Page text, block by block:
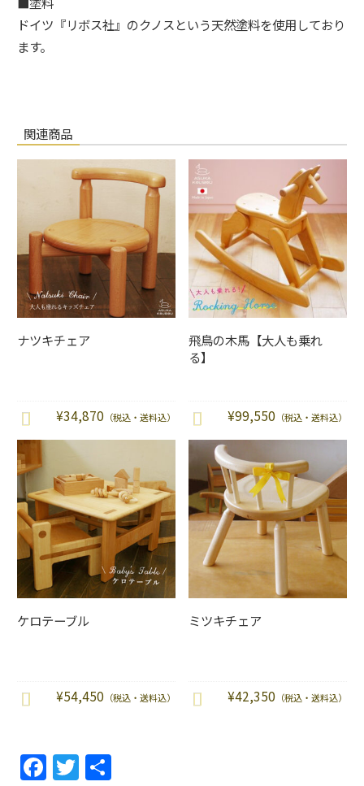
ドイツ『リボス社』のクノスという天然塗料を使用しており
ます。
関連商品
ナツキチェア
¥34,870（税込・送料込）
飛鳥の木馬【大人も乗れ
る】
¥99,550（税込・送料込）
ケロテーブル
¥54,450（税込・送料込）
ミツキチェア
¥42,350（税込・送料込）
F T